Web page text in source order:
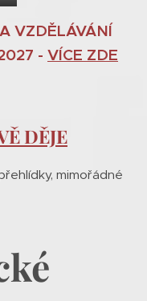
VZDĚLÁVÁNÍ
- VÍCE ZDE
DĚJE
mimořádné